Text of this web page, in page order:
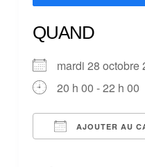
QUAND
mardi 28
20 h 00 - 22 h 00
AJOUTER AU